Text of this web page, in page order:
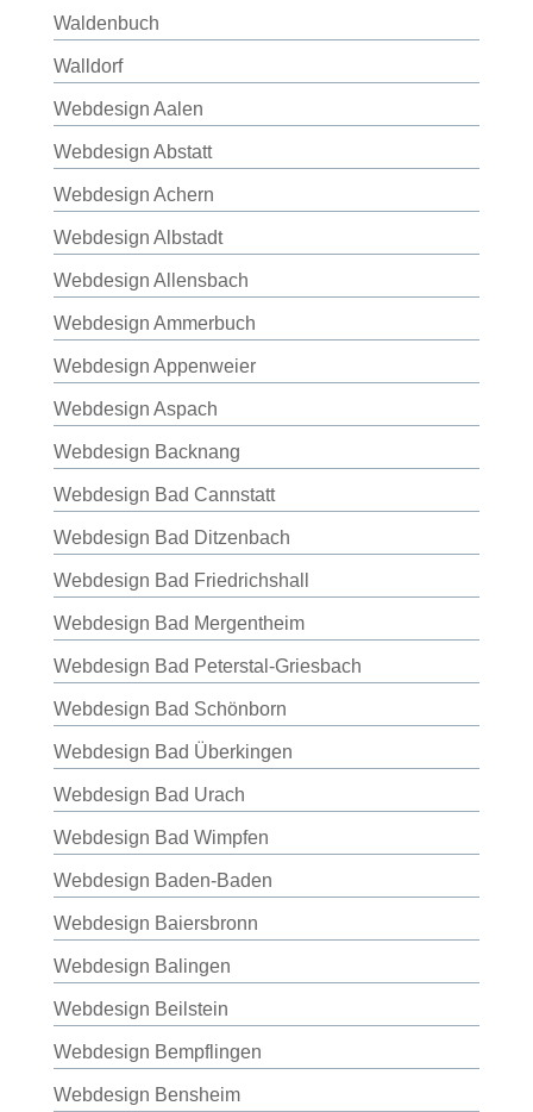
Waldenbuch
Walldorf
Webdesign Aalen
Webdesign Abstatt
Webdesign Achern
Webdesign Albstadt
Webdesign Allensbach
Webdesign Ammerbuch
Webdesign Appenweier
Webdesign Aspach
Webdesign Backnang
Webdesign Bad Cannstatt
Webdesign Bad Ditzenbach
Webdesign Bad Friedrichshall
Webdesign Bad Mergentheim
Webdesign Bad Peterstal-Griesbach
Webdesign Bad Schönborn
Webdesign Bad Überkingen
Webdesign Bad Urach
Webdesign Bad Wimpfen
Webdesign Baden-Baden
Webdesign Baiersbronn
Webdesign Balingen
Webdesign Beilstein
Webdesign Bempflingen
Webdesign Bensheim